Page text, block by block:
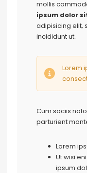
mollis
ipsum dolor
adipisicing elit,
incididunt ut.
Lorem
Cum sociis
parturient
Lorem
Ut wisi
ipsum